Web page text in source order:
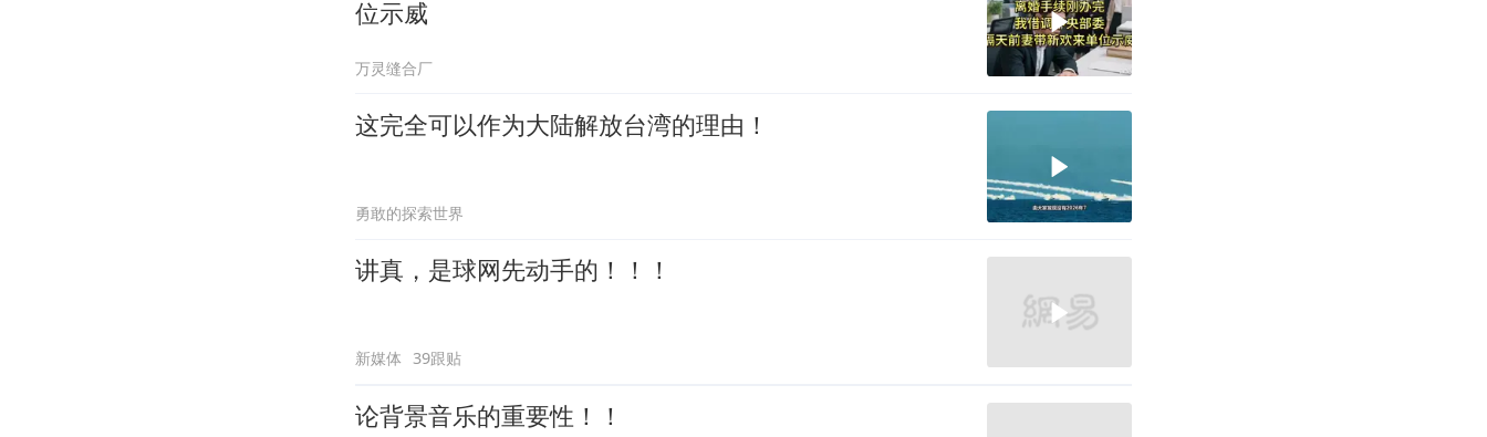
位示威
万灵缝合厂
这完全可以作为大陆解放台湾的理由！
勇敢的探索世界
讲真，是球网先动手的！！！
新媒体 39跟贴
论背景音乐的重要性！！